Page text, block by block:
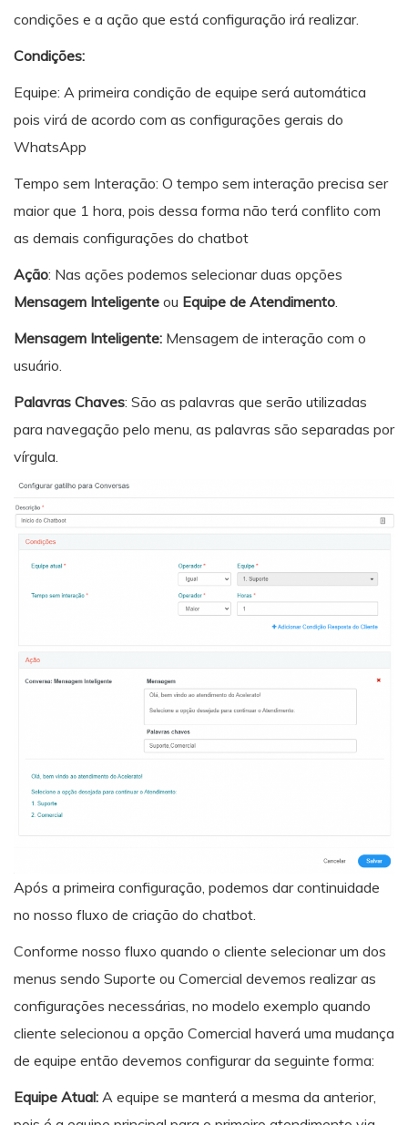
condições e a ação que está configuração irá realizar.
Condições:
Equipe: A primeira condição de equipe será automática
pois virá de acordo com as configurações gerais do
WhatsApp
Tempo sem Interação: O tempo sem interação precisa ser
maior que 1 hora, pois dessa forma não terá conflito com
as demais configurações do chatbot
Ação: Nas ações podemos selecionar duas opções
Mensagem Inteligente ou Equipe de Atendimento
Mensagem Inteligente: Mensagem de interação com o
usuário.
Palavras Chaves: São as palavras que serão utilizadas
para navegação pelo menu, as palavras são separadas por
vírgula.
Após a primeira configuração, podemos dar continuidade
no nosso fluxo de criação do chatbot.
Conforme nosso fluxo quando o cliente selecionar um dos
menus sendo Suporte ou Comercial devemos realizar as
configurações necessárias, no modelo exemplo quando
cliente selecionou a opção Comercial haverá uma mudança
de equipe então devemos configurar da seguinte forma:
Equipe Atual: A equipe se manterá a mesma da anterior,